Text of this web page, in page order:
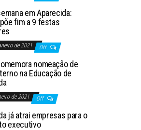
em Aparecida:
fim a 9 festas
de 2021 Off
nomeação de
na Educação de
de 2021 Off
já atrai empresas para o
executivo